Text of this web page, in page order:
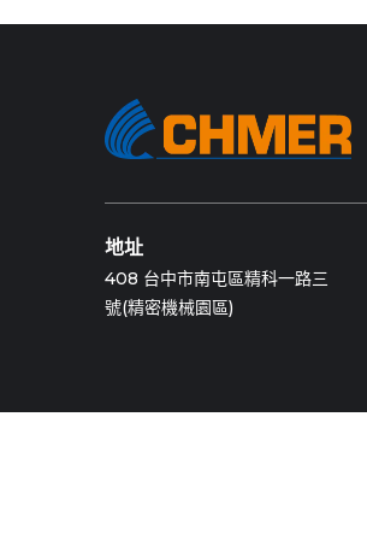
地址
408 台中市南屯區精科一路三
號(精密機械園區)